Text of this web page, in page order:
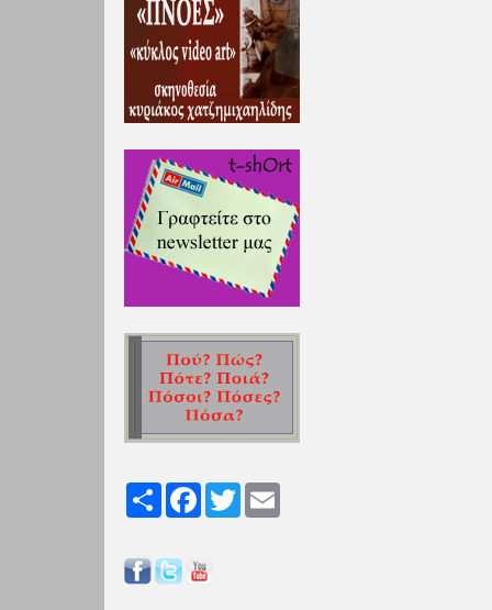
Share FacebookTwitter